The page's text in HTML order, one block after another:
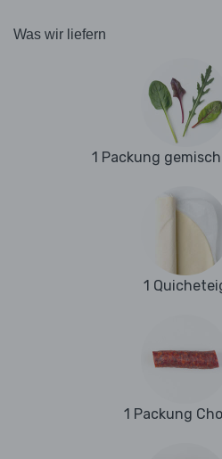
Was wir liefern
1 Packung
1
1 Packung